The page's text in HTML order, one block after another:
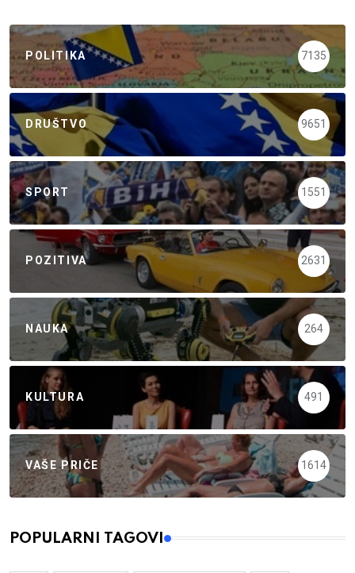
POLITIKA 7135
DRUŠTVO 9651
SPORT 1551
POZITIVA 2631
NAUKA 264
KULTURA 491
VAŠE PRIČE 1614
POPULARNI TAGOVI